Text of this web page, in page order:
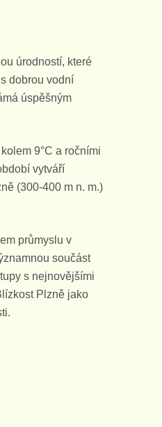
úrodností, které
s dobrou vodní
úspěšným
9°C a ročními
vytváří
(300-400 m n. m.)
průmyslu v
součást
s nejnovějšími
Plzně jako